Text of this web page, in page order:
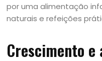
por uma alimentação
naturais e refeições
Crescimento e